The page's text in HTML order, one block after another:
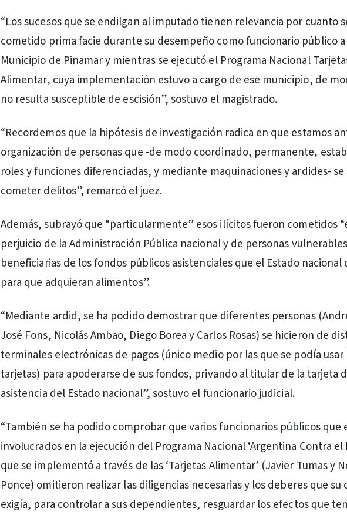
“Los sucesos que se endilgan al imputado tienen relevancia por cuanto
cometido prima facie durante su desempeño como funcionario público
Municipio de Pinamar y mientras se ejecutó el Programa Nacional
Alimentar, cuya implementación estuvo a cargo de ese municipio, de
no resulta susceptible de escisión”, sostuvo el magistrado.
“Recordemos que la hipótesis de investigación radica en que estamos
organización de personas que -de modo coordinado, permanente,
roles y funciones diferenciadas, y mediante maquinaciones y ardides- se
cometer delitos”, remarcó el juez.
Además, subrayó que “particularmente” esos ilícitos fueron cometidos
perjuicio de la Administración Pública nacional y de personas
beneficiarias de los fondos públicos asistenciales que el Estado nacional
para que adquieran alimentos”.
“Mediante ardid, se ha podido demostrar que diferentes personas
José Fons, Nicolás Ambao, Diego Borea y Carlos Rosas) se hicieron de
terminales electrónicas de pagos (único medio por las que se podía usar
tarjetas) para apoderarse de sus fondos, privando al titular de la tarjeta
asistencia del Estado nacional”, sostuvo el funcionario judicial.
“También se ha podido comprobar que varios funcionarios públicos que
involucrados en la ejecución del Programa Nacional ‘Argentina Contra el
que se implementó a través de las ‘Tarjetas Alimentar’ (Javier Tumas y
Ponce) omitieron realizar las diligencias necesarias y los deberes que su
exigía, para controlar a sus dependientes, resguardar los efectos que